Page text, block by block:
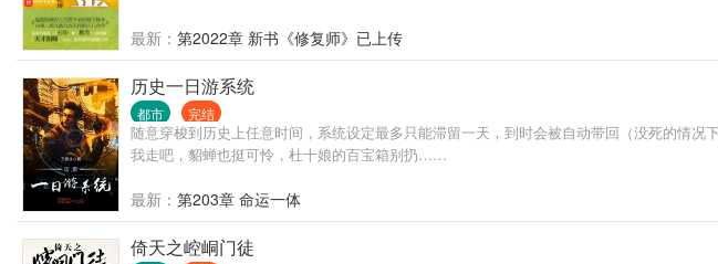
最新： 第2022章 新书《修复师》已上传
历史一日游系统
都市 完结
随意穿梭到历史上任意时间，系统设定最多只能滞留一天，到时会被自动带回（没死的情
我走吧，貂蝉也挺可怜，杜十娘的百宝箱别扔……
最新： 第203章 命运一体
倚天之崆峒门徒